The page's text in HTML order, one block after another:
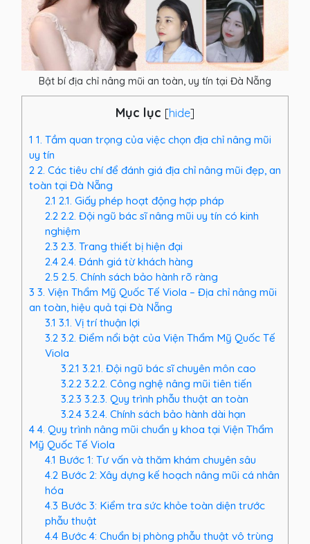
Bật bí địa chỉ nâng mũi an toàn, uy tín tại Đà Nẵng
Mục lục [hide]
1 1. Tầm quan trọng của việc chọn địa chỉ nâng mũi
uy tín
2 2. Các tiêu chí để đánh giá địa chỉ nâng mũi đẹp, an
toàn tại Đà Nẵng
2.1 2.1. Giấy phép hoạt động hợp pháp
2.22.2. Đội ngũ bác sĩ nâng mũi uy tín có kinh
nghiệm
2.3 2.3. Trang thiết bị hiện đại
2.42.4. Đánh giá từ khách hàng
2.5 2.5. Chính sách bảo hành rõ ràng
3 3. Viện Thẩm Mỹ Quốc Tế Viola – Địa chỉ nâng mũi
an toàn, hiệu quả tại Đà Nẵng
3.1 3.1. Vị trí thuận lợi
3.23.2. Điểm nổi bật của Viện Thẩm Mỹ Quốc Tế
Viola
3.2.1 3.2.1. Đội ngũ bác sĩ chuyên môn cao
3.2.23.2.2. Công nghệ nâng mũi tiên tiến
3.2.3 3.2.3. Quy trình phẫu thuật an toàn
3.2.43.2.4. Chính sách bảo hành dài hạn
4 4. Quy trình nâng mũi chuẩn y khoa tại Viện Thẩm
Mỹ Quốc Tế Viola
4.1 Bước 1: Tư vấn và thăm khám chuyên sâu
4.2Bước 2: Xây dựng kế hoạch nâng mũi cá nhân
hóa
4.3 Bước 3: Kiểm tra sức khỏe toàn diện trước
phẫu thuật
4.4Bước 4: Chuẩn bị phòng phẫu thuật vô trùng